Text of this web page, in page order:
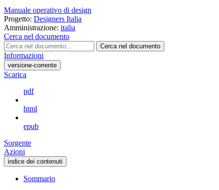
Manuale operativo di design
Progetto: Designers Italia
Amministrazione: italia
Cerca nel documento
Cerca nel documento
Informazioni
versione-corrente
Scarica
pdf
html
epub
Sorgente
Azioni
indice dei contenuti
Sommario